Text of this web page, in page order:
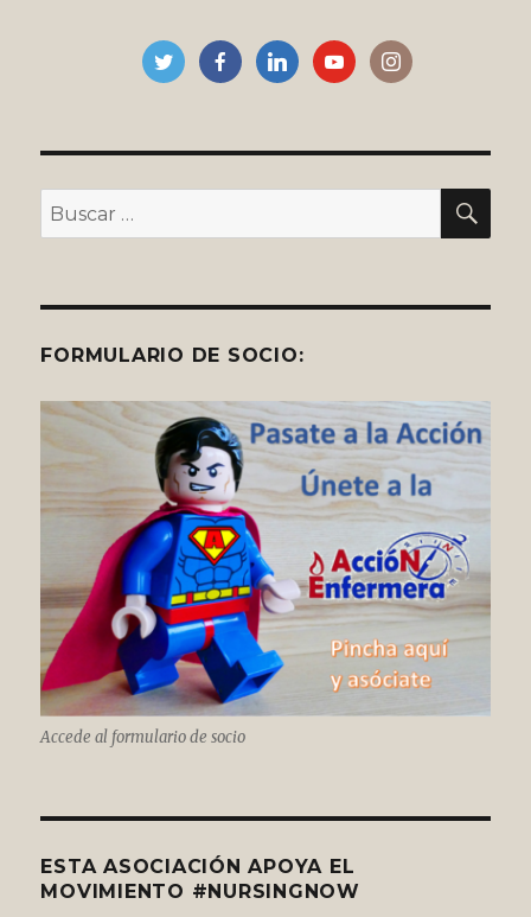
Buscar
por:
FORMULARIO DE SOCIO:
Accede al formulario de socio
ESTA ASOCIACIÓN APOYA EL
MOVIMIENTO #NURSINGNOW